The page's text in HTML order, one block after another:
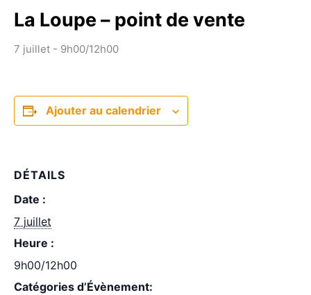
La Loupe – point de vente
7 juillet - 9h00/12h00
Ajouter au calendrier
DÉTAILS
Date :
7 juillet
Heure :
9h00/12h00
Catégories d’Évènement: